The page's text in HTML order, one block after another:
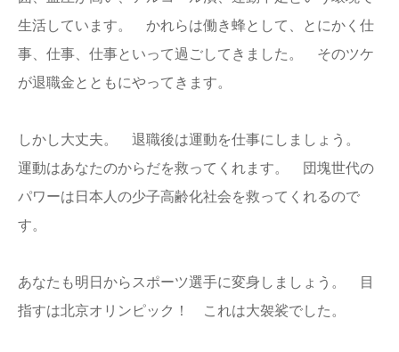
生活しています。 かれらは働き蜂として、とにかく仕
事、仕事、仕事といって過ごしてきました。 そのツケ
が退職金とともにやってきます。
しかし大丈夫。 退職後は運動を仕事にしましょう。
運動はあなたのからだを救ってくれます。 団塊世代の
パワーは日本人の少子高齢化社会を救ってくれるので
す。
あなたも明日からスポーツ選手に変身しましょう。 目
指すは北京オリンピック！ これは大袈裟でした。